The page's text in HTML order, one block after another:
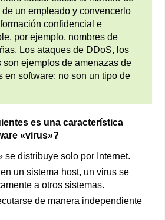
un empleado y convencerlo
confidencial e
por ejemplo, nombres de
Los ataques de DDoS, los
son ejemplos de amenazas de
en software; no son un tipo de
es una característica
«virus»?
se distribuye solo por Internet.
un sistema host, un virus se
a otros sistemas.
de manera independiente